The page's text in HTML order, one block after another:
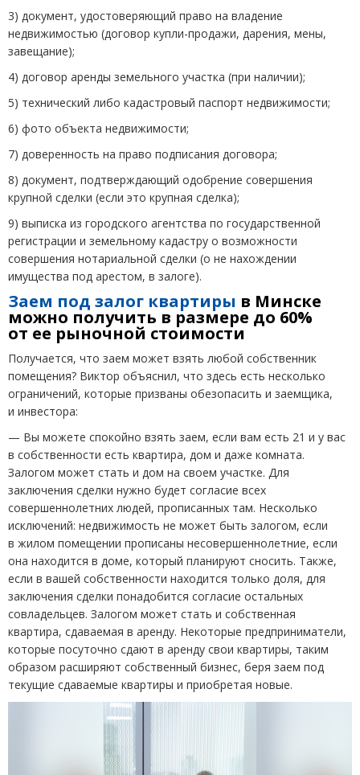
3) документ, удостоверяющий право на владение
недвижимостью (договор купли-продажи, дарения, мены,
завещание);
4) договор аренды земельного участка (при наличии);
5) технический либо кадастровый паспорт недвижимости;
6) фото объекта недвижимости;
7) доверенность на право подписания договора;
8) документ, подтверждающий одобрение совершения
крупной сделки (если это крупная сделка);
9) выписка из городского агентства по государственной
регистрации и земельному кадастру о возможности
совершения нотариальной сделки (о не нахождении
имущества под арестом, в залоге).
Заем под залог квартиры в Минске
можно получить в размере до 60%
от ее рыночной стоимости
Получается, что заем может взять любой собственник
помещения? Виктор объяснил, что здесь есть несколько
ограничений, которые призваны обезопасить и заемщика,
и инвестора:
— Вы можете спокойно взять заем, если вам есть 21 и у вас
в собственности есть квартира, дом и даже комната.
Залогом может стать и дом на своем участке. Для
заключения сделки нужно будет согласие всех
совершеннолетних людей, прописанных там. Несколько
исключений: недвижимость не может быть залогом, если
в жилом помещении прописаны несовершеннолетние, если
она находится в доме, который планируют сносить. Также,
если в вашей собственности находится только доля, для
заключения сделки понадобится согласие остальных
совладельцев. Залогом может стать и собственная
квартира, сдаваемая в аренду. Некоторые предприниматели,
которые посуточно сдают в аренду свои квартиры, таким
образом расширяют собственный бизнес, беря заем под
текущие сдаваемые квартиры и приобретая новые.